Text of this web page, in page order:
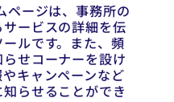
ページは、事務所の
ービスの詳細を伝
ルです。また、頻
せコーナーを設け
キャンペーンなど
らせることができ